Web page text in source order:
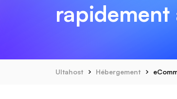
rapidement
Ultahost Hébergement